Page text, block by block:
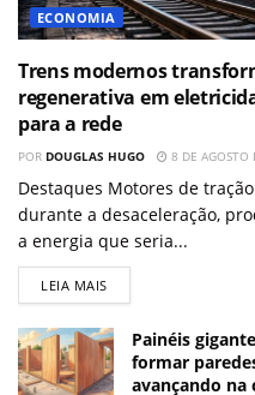
ECONOMIA
Trens modernos
regenerativa em
para a rede
POR DOUGLAS HUGO 8 DE AGOSTO
Destaques Motores de
durante a desaceleração,
a energia que seria...
LEIA MAIS
Painéis
formar
avançando na